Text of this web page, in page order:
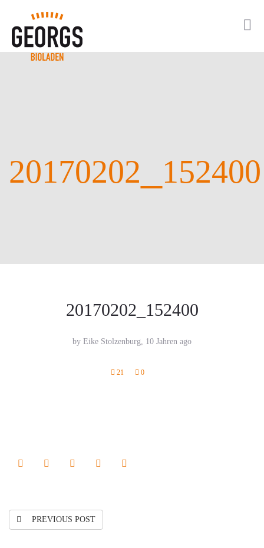
20170202 152400
20170202_152400
by Eike Stolzenburg, 10 Jahren ago
21 0
PREVIOUS POST